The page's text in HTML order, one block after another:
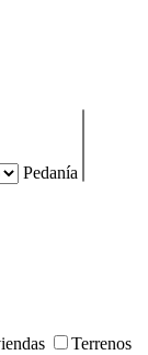
Pedanía
Terrenos